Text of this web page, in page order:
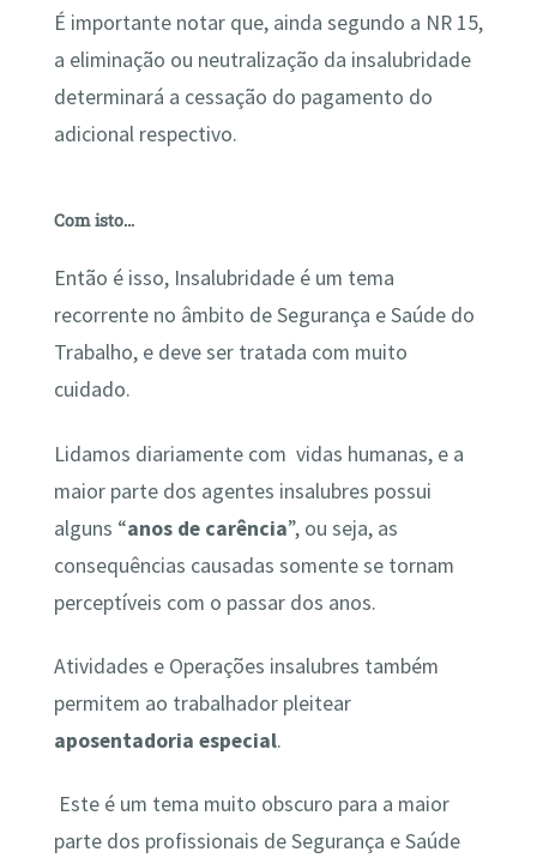
É importante notar que, ainda segundo a NR 15,
a eliminação ou neutralização da insalubridade
determinará a cessação do pagamento do
adicional respectivo.
Com isto…
Então é isso, Insalubridade é um tema
recorrente no âmbito de Segurança e Saúde do
Trabalho, e deve ser tratada com muito
cuidado.
Lidamos diariamente com vidas humanas, e a
maior parte dos agentes insalubres possui
alguns “anos de carência”, ou seja, as
consequências causadas somente se tornam
perceptíveis com o passar dos anos.
Atividades e Operações insalubres também
permitem ao trabalhador pleitear
aposentadoria especial.
Este é um tema muito obscuro para a maior
parte dos profissionais de Segurança e Saúde